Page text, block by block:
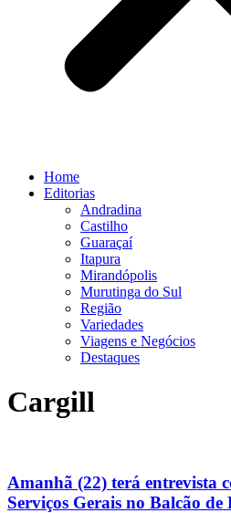
Home
Editorias
Andradina
Castilho
Guaraçaí
Itapura
Mirandópolis
Murutinga do Sul
Região
Variedades
Viagens e Negócios
Destaques
Cargill
Amanhã (22) terá entrevista
Serviços Gerais no Balcão